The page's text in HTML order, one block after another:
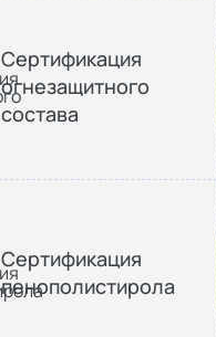
Сертификация
огнезащитного
состава
Сертификация
пенополистирола